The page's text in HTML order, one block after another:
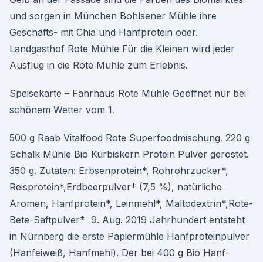
und sorgen in München Bohlsener Mühle ihre
Geschäfts- mit Chia und Hanfprotein oder.
Landgasthof Rote Mühle Für die Kleinen wird jeder
Ausflug in die Rote Mühle zum Erlebnis.
Speisekarte – Fährhaus Rote Mühle Geöffnet nur bei
schönem Wetter vom 1.
500 g Raab Vitalfood Rote Superfoodmischung. 220 g
Schalk Mühle Bio Kürbiskern Protein Pulver geröstet.
350 g. Zutaten: Erbsenprotein*, Rohrohrzucker*,
Reisprotein*,Erdbeerpulver* (7,5 %), natürliche
Aromen, Hanfprotein*, Leinmehl*, Maltodextrin*,Rote-
Bete-Saftpulver* 9. Aug. 2019 Jahrhundert entsteht
in Nürnberg die erste Papiermühle Hanfproteinpulver
(Hanfeiweiß, Hanfmehl). Der bei 400 g Bio Hanf-